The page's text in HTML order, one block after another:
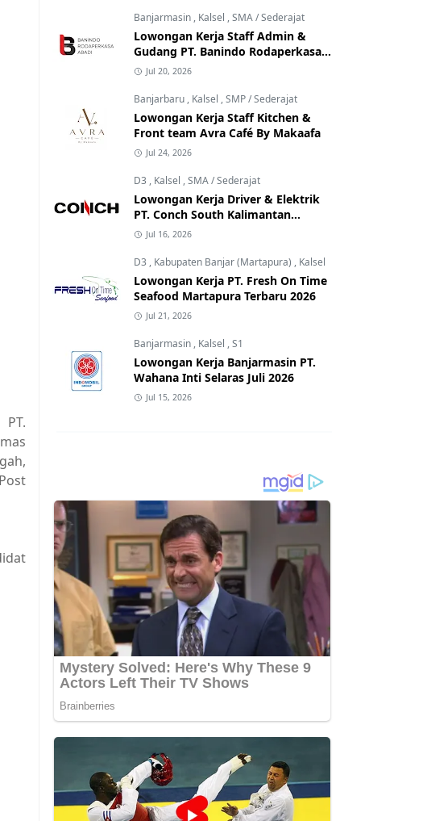
Banjarmasin , Kalsel ,SMA / Sederajat
Lowongan Kerja Staff Admin &
Gudang PT. Banindo Rodaperkasa
Abadi
Jul 20, 2026
Banjarbaru , Kalsel ,SMP / Sederajat
Lowongan Kerja Staff Kitchen &
Front team Avra Café By Makaafa
Jul 24, 2026
D3 , Kalsel ,SMA / Sederajat
Lowongan Kerja Driver & Elektrik
PT. Conch South Kalimantan
Cement
Jul 16, 2026
D3 , Kabupaten Banjar (Martapura) , Kalsel
Lowongan Kerja PT. Fresh On Time
Seafood Martapura Terbaru 2026
Jul 21, 2026
Banjarmasin , Kalsel ,S1
Lowongan Kerja Banjarmasin PT.
Wahana Inti Selaras Juli 2026
Jul 15, 2026